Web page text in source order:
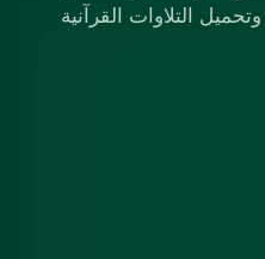
التلاوات القرآنية